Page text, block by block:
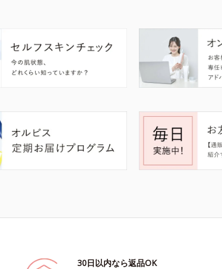
30日以内なら返品OK